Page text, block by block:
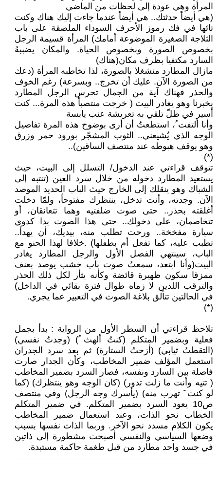
المرأة وهي عودة إلى لحظات من الماضي
(هي أيضاً حدثتك.. هي أيضاً عندما جاءت إليك هناك وكنت
تائها في فك رموز الأحرف السوداء الملصقة على باب
الثلاجة الصغيرة الموضوعة أمامك) المرأة قسيمة الرجل
بخصوص الصورة وبخصوص الحياة. والمكان يضببهُ
السارد مكتفيا بظرف مكان(هناك)
مازال المطارد منشغلا بالصورة، لذا تخاطبه المرأة (دعك
من الصورة الآن. عليك أن تخرج.. وبسرعة) رغم الخوف
والحذر فهناك آية من الجمال تحرس الرجل المطارد
يخبرنا وهو يغادر البيت ( خرجت منتصباً هذه المرة... كنت
أسير في ظلّ تلقي به تعريشة عنب يابسة
وأنا ألتفت ُ، استطعتُ أن أرى بوضوح هذه المرة تفاصيل
الوجه الذي يُشيعني.. الثوب المشجّر بورود حمر وزرق
وهو يوقف هبوطه عند منتصف الساقين)..
(*)
تتوقف قراءتي عند الدخول/ التسلل إلى البيت، حيث
يستعيد المطارد دخوله من خلال سرد العين (تنتبه إلى
الشباك وهو ينقلك إلى الخارج حيث الباب الحديد الموصد
الآن. وجدته، وأنت تدخل، ينتظرك مفتوحاً، ولمّا دخلت
أغلقته بحذر.. حتى صوت ضلفتيه وهما تتعانقان، أو
تتخاصمان، على دخولك.. حتى هذا الصوت بدا كدوي
سيارة مفخخة.. ورحت تطلب منه، بيديك، أن يهدأ..
تطبب عليه، كما تفعل أم بطفلها) .خلافا لهذا الحنو مع
الباب، سينتهي الفصل الأول والرجل المطارد يغادر
البيت(وأنا ابتعد، سمعتُ صوت باب خشب يوصد بعنف
ممزقا سكون ظهيرة قائضة وكأنه يثأر لكل ذلك الحذر
والترقب اللذين لا زماه طوال فترة بقائي في الداخل)
في الحالتين تتألق بلاغة الصوت في التعبير عما يجري.
(*)
تلاحظ قراءتي أن السطر الأول من الرواية : بدأ بجمل
فعلية وبضمير المتكلم (كنتُ ألهث ُ) (وجدتُ نفسي)
(التقطتُ ثيابي) (أزحتُ الستارة) ثم بعد سرد الجدران
استعمل المؤلف ضمير المخاطب، وكأن الجدار صارت
فاصلة بين السارد ونفسه، فصار السرد بضمير المخاطب
( تتيه وأنت ما زلت تدور) (كان الوجه وهو ينتظرك) (كما
لو كنت َ تهرب منه) (يأسرك وجه الرجل) وفي منتصف
ص10 يعود السرد بضمير المتكلم. في ضمير المتكلم
الخطاب نحو الذات، وعند استعمال ضمير المخاطب
يكون الكلام مسدد نحو الآخر. وربما الذات نفسها بسبب
وضعها السياسي والنفسي أصبحت مشطورة إلى ذاتين
في جسد واحد مطارد من قبل طغمة حاكمة مستبدة.